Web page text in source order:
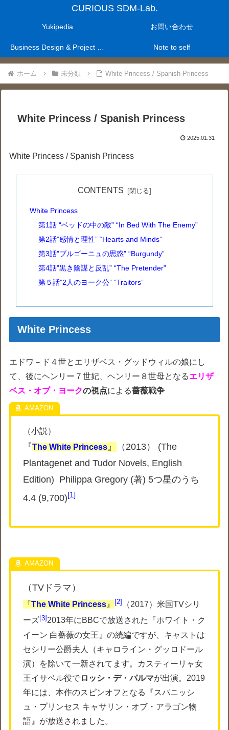
CURIOUS SDM-Lab.
Yukipedia お問い合わせ
Note to self
ホーム 未分類 White Princess / Spanish Princess
White Princess / Spanish Princess
2025.01.31
White Princess / Spanish Princess
CONTENTS
White Princess
第1話 “ベッドの中の敵” “In Bed With The Enemy”
第2話”感情と理性” “Hearts and Minds”
第3話”ブルゴーニュの思惑” “Burgundy”
第4話”黒き陰謀と反乱” “The Pretender”
第５話”2人のヨーク公” “Traitors”
White Princess
エドワ－ド４世とエリザベス・グッドウィルの娘にし
て、後にヘンリー７世妃、ヘンリー８世母となるエリザ
ベス・オブ・ヨークの視点による薔薇戦争
（小説）
『The White Princess』 （2013） (The
Plantagenet and Tudor Novels, English
Edition) Philippa Gregory (著) 5つ星のうち
4.4 (9,700) 1
（TVドラマ）
『The White Princess』 2
（2017）米国TVシリ
ーズ 3 2013年にBBCで放送された『ホワイト・ク
イーン 白薔薇の女王』の続編ですが、キャストは
セシリー公爵夫人（キャロライン・グッロドール
演）を除いて一新されてます。カスティーリャ女
王イサベル役でロッシ・デ・パルマが出演。2019
年には、本作のスピンオフとなる『スパニッシ
ュ・プリンセス キャサリン・オブ・アラゴン物
語』が放送されました。